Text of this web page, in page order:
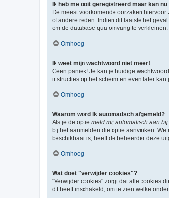
Ik heb me ooit geregistreerd maar kan
De meest voorkomende oorzaken
of andere reden. Indien dit laatste het
om de database qua omvang te
Omhoog
Ik weet mijn wachtwoord niet meer!
Geen paniek! Je kan je huidige
instructies op het scherm en even later kan
Omhoog
Waarom word ik automatisch afgemeld?
Als je de optie meld mij automatisch aan
bij het aanmelden die optie aanvinken. We
beschikbaar is, heeft de beheerder deze
Omhoog
Wat doet "verwijder cookies"?
"Verwijder cookies" zorgt dat alle cookies
dit heeft inschakeld, om te zien welke